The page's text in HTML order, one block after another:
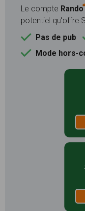
Le compte Rando
potentiel qu'offre
Pas de pub
Mode hors-